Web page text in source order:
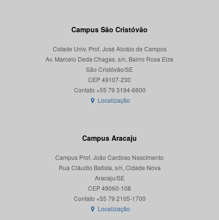
Campus São Cristóvão
Cidade Univ. Prof. José Aloísio de Campos
Av. Marcelo Deda Chagas, s/n, Bairro Rosa Elze
São Cristóvão/SE
CEP 49107-230
Localização
Campus Aracaju
Campus Prof. João Cardoso Nascimento
Rua Cláudio Batista, s/n, Cidade Nova
Aracaju/SE
CEP 49060-108
Localização